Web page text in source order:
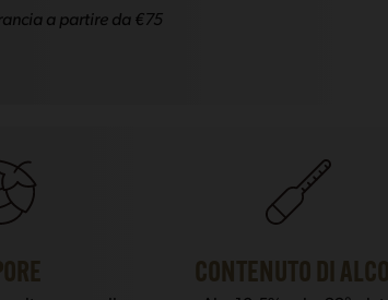
a partire da €75
CONTENUTO DI